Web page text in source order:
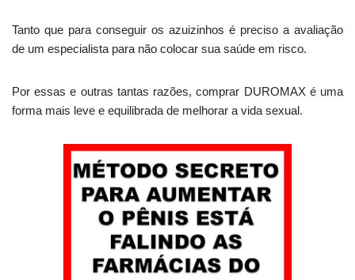
Tanto que para conseguir os azuizinhos é preciso a avaliação
de um especialista para não colocar sua saúde em risco.
Por essas e outras tantas razões, comprar DUROMAX é uma
forma mais leve e equilibrada de melhorar a vida sexual.